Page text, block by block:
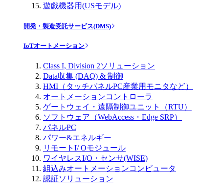
遊戯機器用(USモデル)
開発・製造受託サービス(DMS)
IoTオートメーション
Class I, Division 2ソリューション
Data収集 (DAQ) & 制御
HMI（タッチパネルPC産業用モニタなど）
オートメーションコントローラ
ゲートウェイ・遠隔制御ユニット（RTU）
ソフトウェア（WebAccess・Edge SRP）
パネルPC
パワー&エネルギー
リモートI/ Oモジュール
ワイヤレスI/O・センサ(WISE)
組込みオートメーションコンピュータ
認証ソリューション